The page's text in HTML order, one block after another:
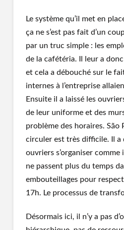
Le système qu’il met en
ça ne s’est pas fait d’un
par un truc simple : les
de la cafétéria. Il leur a
et cela a débouché sur le
internes à l’entreprise
Ensuite il a laissé les
de leur uniforme et des
problème des horaires. São
circuler est très difficile. Il a
ouvriers s’organiser comme
ne passent plus du temps
embouteillages pour
17h. Le processus de
Désormais ici, il n’y a pas